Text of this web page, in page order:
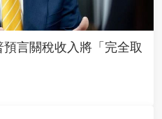
言關稅收入將「完全取